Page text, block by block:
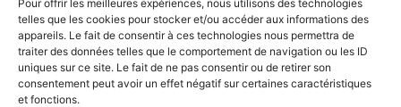
Pour offrir les meilleures expériences, nous utilisons des technologies
telles que les cookies pour stocker et/ou accéder aux informations des
appareils. Le fait de consentir à ces technologies nous permettra de
traiter des données telles que le comportement de navigation ou les ID
uniques sur ce site. Le fait de ne pas consentir ou de retirer son
consentement peut avoir un effet négatif sur certaines caractéristiques
et fonctions.